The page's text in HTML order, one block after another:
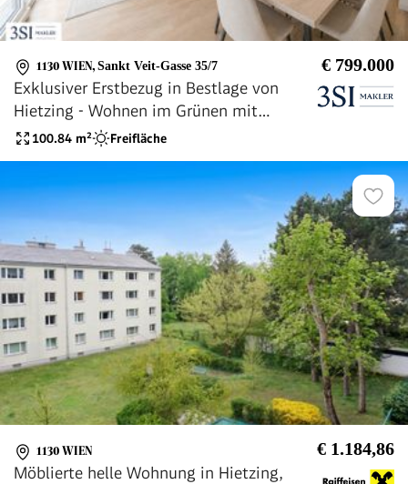
1130 WIEN, Sankt Veit-Gasse 35/7 € 799.000
Exklusiver Erstbezug in Bestlage von
Hietzing - Wohnen im Grünen mit
urbanem Komfort
100.84 m² Freifläche
1130 WIEN € 1.184,86
Möblierte helle Wohnung in Hietzing,